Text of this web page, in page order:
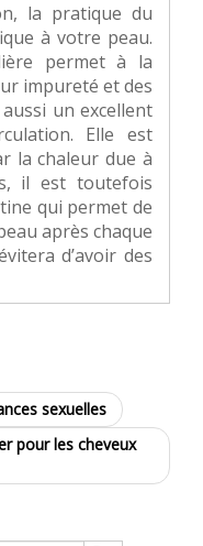
la pratique du
à votre peau.
permet à la
impureté et des
un excellent
Elle est
la chaleur due à
il est toutefois
qui permet de
après chaque
d’avoir des
sexuelles
pour les cheveux